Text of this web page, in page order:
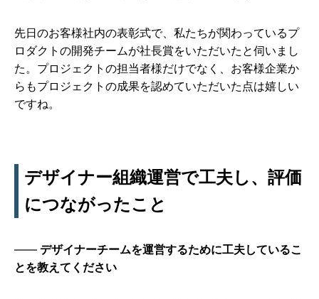
先日のお客様社内の表彰式で、私たちが関わっているプ
ロダクトの開発チームが社長賞をいただいたと伺いまし
た。プロジェクトの担当者様だけでなく、お客様企業か
らもプロジェクトの成果を認めていただいた点は嬉しい
ですね。
デザイナー組織運営で工夫し、評価
につながったこと
デザイナーチームを運営するために工夫しているこ
とを教えてください